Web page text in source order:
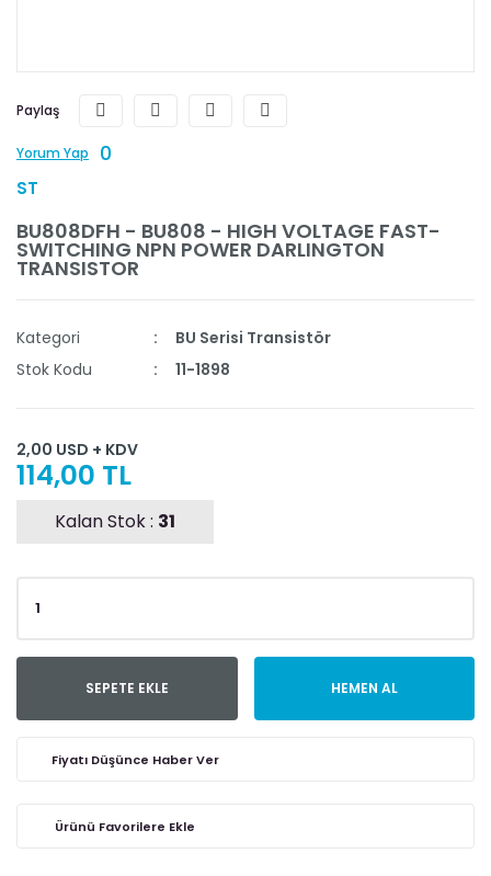
Paylaş
Yorum Yap 0
ST
BU808DFH - BU808 - HIGH VOLTAGE FAST-
SWITCHING NPN POWER DARLINGTON
TRANSISTOR
Kategori
BU Serisi Transistör
Stok Kodu
11-1898
2,00 USD + KDV
114,00 TL
Kalan Stok : 31
SEPETE EKLE HEMEN AL
Fiyatı Düşünce Haber Ver